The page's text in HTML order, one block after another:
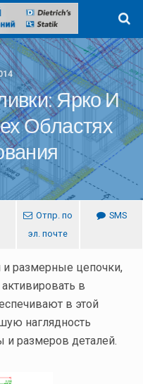
Ярко И
Областях
Отпр. по
эл. почте
SMS
размерные цепочки,
в
в этой
наглядность
и размеров деталей.